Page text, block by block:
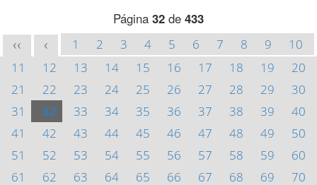
Página 32 de 433
<< < 1 2 3 4 5 6 7 8 9
10
11
12 13 14 15 16 17 18 19
20
21
22 23 24 25 26 27 28 29
30
31
32 33 34 35 36 37 38 39
40
41
42 43 44 45 46 47 48 49
50
51
52 53 54 55 56 57 58 59
60
61
62 63 64 65 66 67 68 69
70